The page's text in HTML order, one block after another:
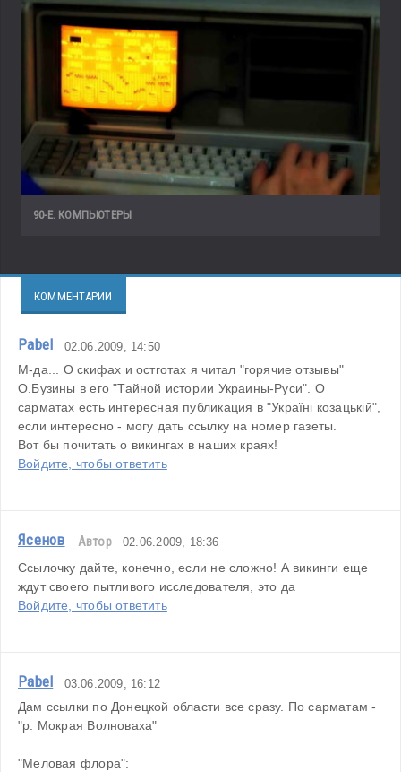
90-Е. КОМПЬЮТЕРЫ
КОММЕНТАРИИ
Pabel 02.06.2009, 14:50
М-да... О скифах и остготах я читал "горячие отзывы"
О.Бузины в его "Тайной истории Украины-Руси". О
сарматах есть интересная публикация в "Україні козацькій",
если интересно - могу дать ссылку на номер газеты.
Вот бы почитать о викингах в наших краях!
Войдите, чтобы ответить
Ясенов Автор 02.06.2009, 18:36
Ссылочку дайте, конечно, если не сложно! А викинги еще
ждут своего пытливого исследователя, это да
Войдите, чтобы ответить
Pabel 03.06.2009, 16:12
Дам ссылки по Донецкой области все сразу. По сарматам -
"р. Мокрая Волноваха"
"Меловая флора":